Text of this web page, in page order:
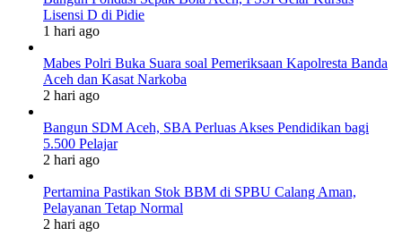
Lisensi D di Pidie
1 hari ago
Mabes Polri Buka Suara soal Pemeriksaan Kapolresta Banda
Aceh dan Kasat Narkoba
2 hari ago
Bangun SDM Aceh, SBA Perluas Akses Pendidikan bagi
5.500 Pelajar
2 hari ago
Pertamina Pastikan Stok BBM di SPBU Calang Aman,
Pelayanan Tetap Normal
2 hari ago